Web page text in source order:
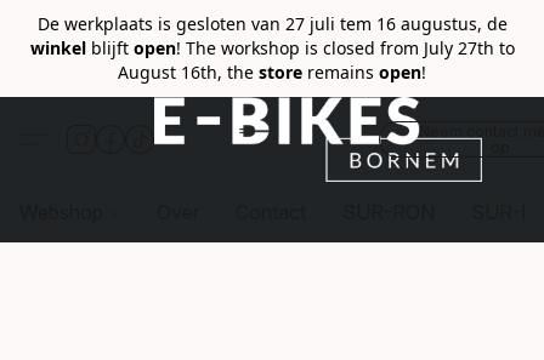
De werkplaats is gesloten van 27 juli tem 16 augustus, de
winkelblijft open! The workshop is closed from July 27th to
August 16th, the store remains open!
Neem contact